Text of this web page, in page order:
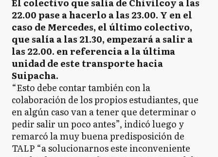
El colectivo que salía de Chivilcoy a las
22.00 pase a hacerlo a las 23.00. Y en el
caso de Mercedes, el último colectivo,
que salía a las 21.30, empezará a salir a
las 22.00. en referencia a la última
unidad de este transporte hacia
Suipacha.
“Esto debe contar también con la
colaboración de los propios estudiantes, que
en algún caso van a tener que determinar o
pedir salir un poco antes”, indicó luego y
remarcó la muy buena predisposición de
TALP “a solucionarnos este inconveniente